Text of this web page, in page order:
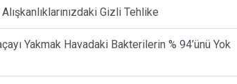
Gizli Tehlike
Yakmak Havadaki Bakterilerin % 94’ünü Yok